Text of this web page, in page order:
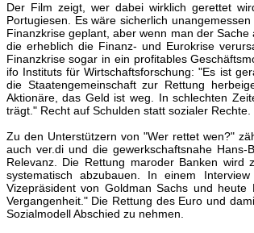
Der Film zeigt, wer dabei wirklich gerettet
Portugiesen. Es wäre sicherlich
Finanzkrise geplant, aber wenn man der
die erheblich die Finanz- und Eurokrise
Finanzkrise sogar in ein profitables
ifo Instituts für Wirtschaftsforschung: "Es ist
die Staatengemeinschaft zur Rettung
Aktionäre, das Geld ist weg. In schlechten
trägt." Recht auf Schulden statt sozialer Rechte.
Zu den Unterstützern von "Wer rettet wen?"
auch ver.di und die gewerkschaftsnahe
Relevanz. Die Rettung maroder Banken wird
systematisch abzubauen. In einem
Vizepräsident von Goldman Sachs und
Vergangenheit." Die Rettung des Euro und
Sozialmodell Abschied zu nehmen.